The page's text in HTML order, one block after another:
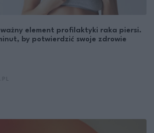
element profilaktyki raka piersi.
by potwierdzić swoje zdrowie